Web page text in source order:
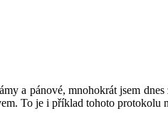
a pánové, mnohokrát jsem
To je i příklad tohoto